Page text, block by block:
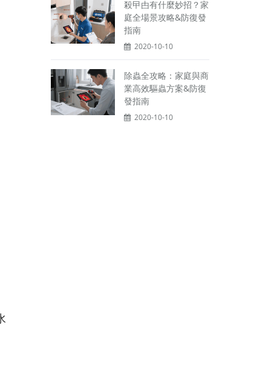
殺曱甴有什麼妙招？家
庭全場景攻略&防復發
指南
2020-10-10
除蟲全攻略：家庭與商
業高效驅蟲方案&防復
發指南
2020-10-10